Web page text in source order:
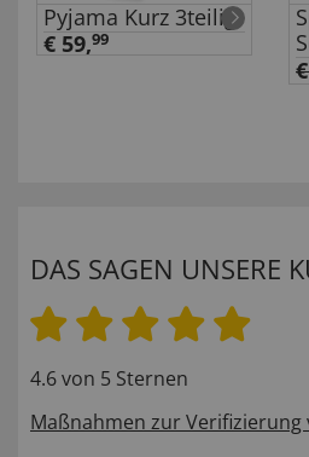
Pyjama Kurz 3teilig
€ 59,99
DAS SAGEN UNSERE
4.6 von 5 Sternen
Maßnahmen zur Verifizierung